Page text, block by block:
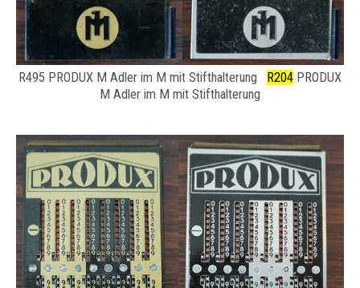
R495 PRODUX M Adler im M mit Stifthalterung R204 PRODUX
M Adler im M mit Stifthalterung